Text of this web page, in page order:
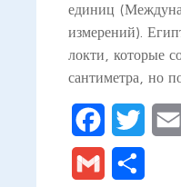
единиц
измерений).
локти, которые
сантиметра, но
Facebook
Gmail